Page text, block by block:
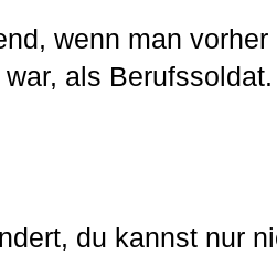
wenn man
als Berufssoldat.
du kannst nur